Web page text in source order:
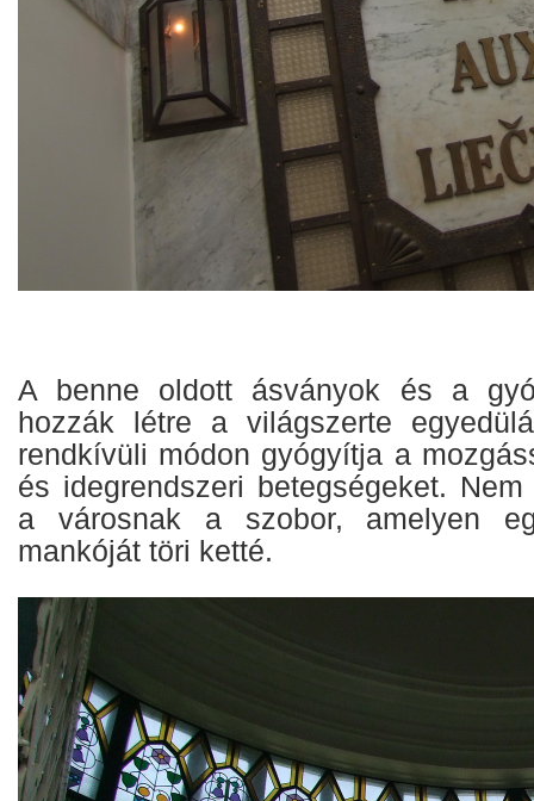
A benne oldott ásványok és a
hozzák létre a világszerte
rendkívüli módon gyógyítja a
és idegrendszeri betegségeket.
a városnak a szobor, amelyen
mankóját töri ketté.